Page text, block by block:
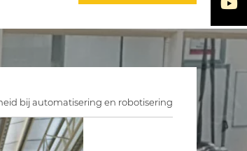
bij automatisering en robotisering